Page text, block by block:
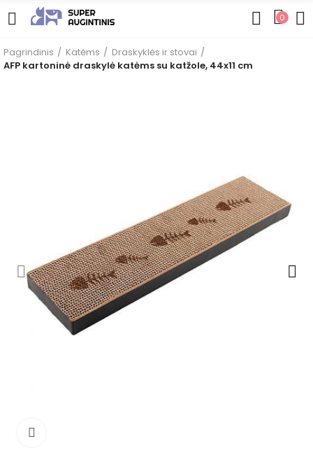
0
Pagrindinis Katėms
Draskyklės ir stovai
AFP kartoninė draskylė katėms su katžole, 44x11 cm